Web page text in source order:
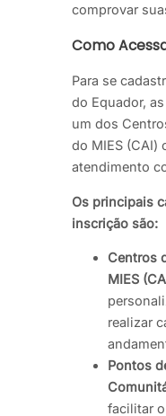
comprovar
Como
Para se
do Equador,
um dos
do MIES (CAI)
atendimento
Os principais
inscrição são:
Centros
MIES
realizar
Pontos
facilitar